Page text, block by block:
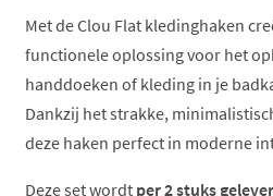
Met de Clou Flat kledinghaken
functionele oplossing voor het
handdoeken of kleding in je
Dankzij het strakke,
deze haken perfect in moderne
Deze set wordt per 2 stuks